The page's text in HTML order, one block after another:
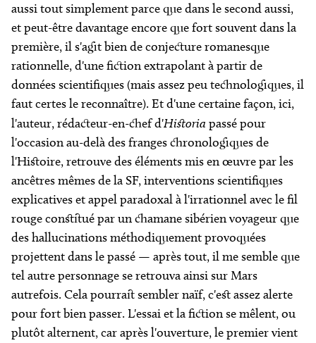
aussi tout simplement parce que dans le second aussi,
et peut-être davantage encore que fort souvent dans la
première, il s'agit bien de conjecture romanesque
rationnelle, d'une fiction extrapolant à partir de
données scientifiques (mais assez peu technologiques, il
faut certes le reconnaître). Et d'une certaine façon, ici,
l'auteur, rédacteur-en-chef d'Historia passé pour
l'occasion au-delà des franges chronologiques de
l'Histoire, retrouve des éléments mis en œuvre par les
ancêtres mêmes de la SF, interventions scientifiques
explicatives et appel paradoxal à l'irrationnel avec le fil
rouge constitué par un chamane sibérien voyageur que
des hallucinations méthodiquement provoquées
projettent dans le passé — après tout, il me semble que
tel autre personnage se retrouva ainsi sur Mars
autrefois. Cela pourrait sembler naïf, c'est assez alerte
pour fort bien passer. L'essai et la fiction se mêlent, ou
plutôt alternent, car après l'ouverture, le premier vient